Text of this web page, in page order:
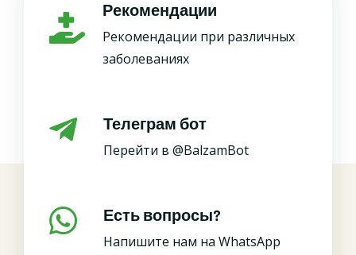
Рекомендации
Рекомендации при различных
заболеваниях
Телеграм бот
Перейти в @BalzamBot
Есть вопросы?
Напишите нам на WhatsApp